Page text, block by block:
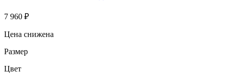
7 960 ₽
Цена снижена
Размер
Цвет